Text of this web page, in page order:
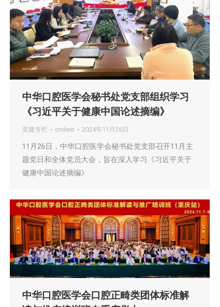
中华口腔医学会秘书处党支部组织学习
《习近平关于健康中国论述摘编》
党建专栏 cndent 2024年11月26日
11月26日，中华口腔医学会秘书处党支部召开11月主
题党日和全体党员大会，旨在深入学习《习近平关于
健康中国论述摘编》
中华口腔医学会口腔正畸类团体标准解